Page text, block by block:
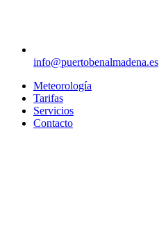
info@puertobenalmadena.es
Meteorología
Tarifas
Servicios
Contacto